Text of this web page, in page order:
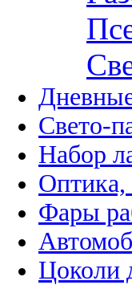
Свето-
Набор
Фары
Цоколи